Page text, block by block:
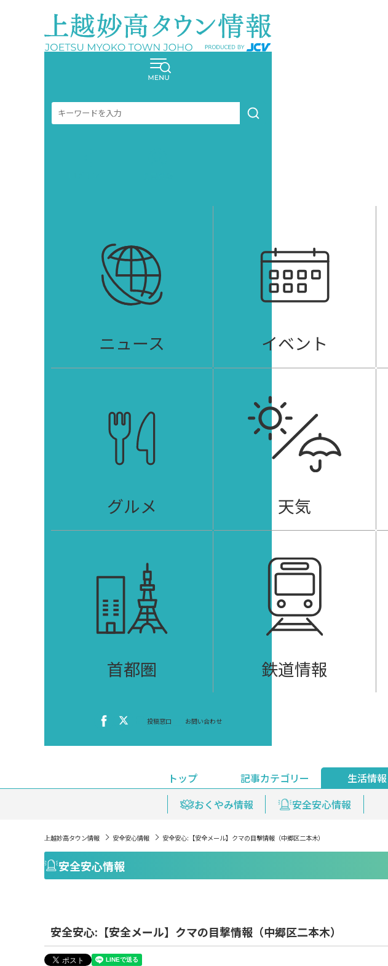
ニュース イベント
グルメ 天気
首都圏 鉄道情報
投稿窓口 お問い合わせ
トップ
記事カテゴリー
ニュース
イベント
生活情報
おくやみ情報
安全安心情報
ライブ配信
上越妙高タウン情報 安全安心情報 安全安心:【安全メール】クマの目撃情報（中郷区二本木）
安全安心情報
安全安心:【安全メール】クマの目撃情報（中郷区二本木）